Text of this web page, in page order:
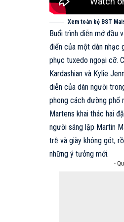
Xem toàn bộ BST
Buổi trình diễn mở đầu
điển của một dàn nhạc
phục tuxedo ngoại cỡ.
Kardashian và Kylie
diễn của dàn người
phong cách đường phố
Martens khai thác hai
người sáng lập Martin
trễ và giày không gót,
những ý tưởng mới.
-